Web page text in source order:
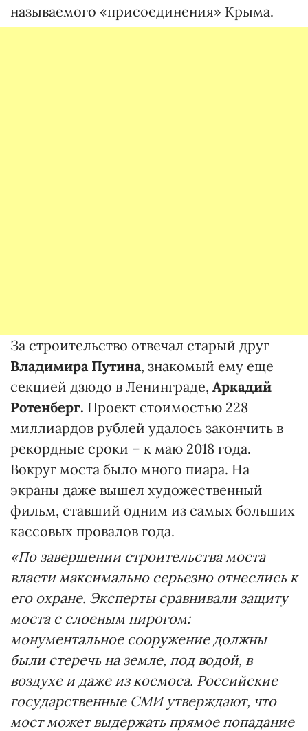
называемого «присоединения» Крыма.
За строительство отвечал старый друг
Владимира Путина, знакомый ему еще
секцией дзюдо в Ленинграде, Аркадий
Ротенберг. Проект стоимостью 228
миллиардов рублей удалось закончить в
рекордные сроки – к маю 2018 года.
Вокруг моста было много пиара. На
экраны даже вышел художественный
фильм, ставший одним из самых больших
кассовых провалов года.
«По завершении строительства моста
власти максимально серьезно отнеслись к
его охране. Эксперты сравнивали защиту
моста с слоеным пирогом:
монументальное сооружение должны
были стеречь на земле, под водой, в
воздухе и даже из космоса. Российские
государственные СМИ утверждают, что
мост может выдержать прямое попадание